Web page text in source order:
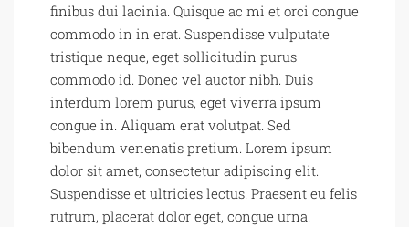
finibus dui lacinia. Quisque ac mi et orci congue
commodo in in erat. Suspendisse vulputate
tristique neque, eget sollicitudin purus
commodo id. Donec vel auctor nibh. Duis
interdum lorem purus, eget viverra ipsum
congue in. Aliquam erat volutpat. Sed
bibendum venenatis pretium. Lorem ipsum
dolor sit amet, consectetur adipiscing elit.
Suspendisse et ultricies lectus. Praesent eu felis
rutrum, placerat dolor eget, congue urna.